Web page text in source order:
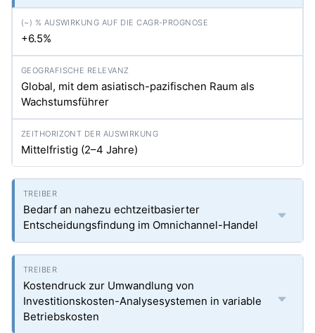
+6.5%
Global, mit dem asiatisch-pazifischen Raum als
Wachstumsführer
Mittelfristig (2–4 Jahre)
Bedarf an nahezu echtzeitbasierter
Entscheidungsfindung im Omnichannel-Handel
Kostendruck zur Umwandlung von
Investitionskosten-Analysesystemen in variable
Betriebskosten